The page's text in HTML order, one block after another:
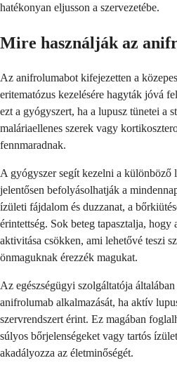
hatékonyan eljusson a szervezetébe.
Mire használják az
Az anifrolumabot kifejezetten a
eritematózus kezelésére hagyták jóvá
ezt a gyógyszert, ha a lupusz tünetei a
maláriaellenes szerek vagy
fennmaradnak.
A gyógyszer segít kezelni a különböző
jelentősen befolyásolhatják a
ízületi fájdalom és duzzanat, a
érintettség. Sok beteg tapasztalja, hogy
aktivitása csökken, ami lehetővé teszi
önmaguknak érezzék magukat.
Az egészségügyi szolgáltatója
anifrolumab alkalmazását, ha aktív
szervrendszert érint. Ez magában
súlyos bőrjelenségeket vagy tartós
akadályozza az életminőségét.